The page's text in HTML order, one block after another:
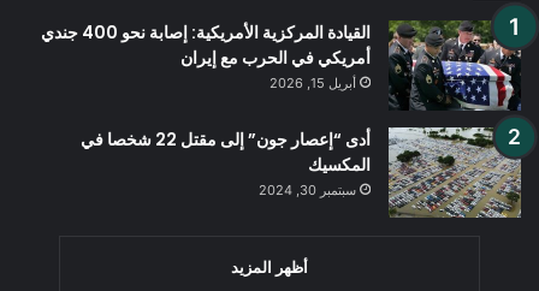
القيادة المركزية الأمريكية: إصابة نحو 400 جندي
أمريكي في الحرب مع إيران
أبريل 15, 2026
أدى “إعصار جون” إلى مقتل 22 شخصا في
المكسيك
سبتمبر 30, 2024
أظهر المزيد